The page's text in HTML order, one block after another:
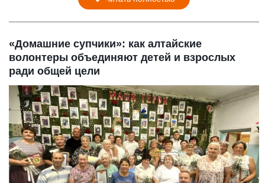
«Домашние супчики»: как алтайские
волонтеры объединяют детей и взрослых
ради общей цели